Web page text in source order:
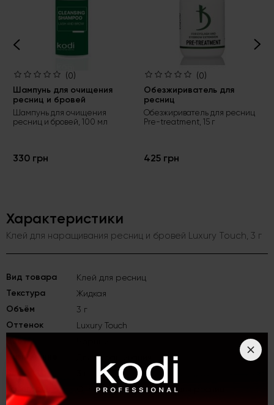
(0)
Шампунь для очищения
ресниц и бровей
Шампунь для очищения
ресниц и бровей, 100 мл
330 грн
(0)
Обезжириватель для
ресниц
Обезжириватель для ресниц
Pre-treatment, 15 г
425 грн
Характеристики
Клей для наращивания ресниц и бровей Luxury Touch, 3 г
Вид товара Клей для ресниц
Текстура Жидкая
Объём 3 г
Оттенок Luxury Touch
Цвет
Назначение Для наращивания
Вес
Категория Специальные средства для ресниц